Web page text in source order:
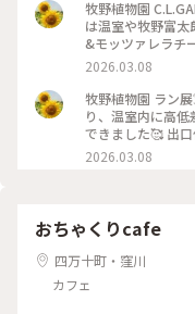
牧野植物園
は温室や牧野富太
&モッツァレラチ
を頂きました😊
ーグ💓 ソースの
たです😋 食後は
い物。 牧野博士
いました😊 #牧野植物園 #C.L.GARDEN #ランチ #牧野ミュージ
アムショップサ
2026.03.08
牧野植物園 ラン
り、温室内に高
できました🥰 出
り、華やかな気分でラ
#牧野富太郎 #高知
2026.03.08
おちゃくりcafe
四万十町・窪川
カフェ